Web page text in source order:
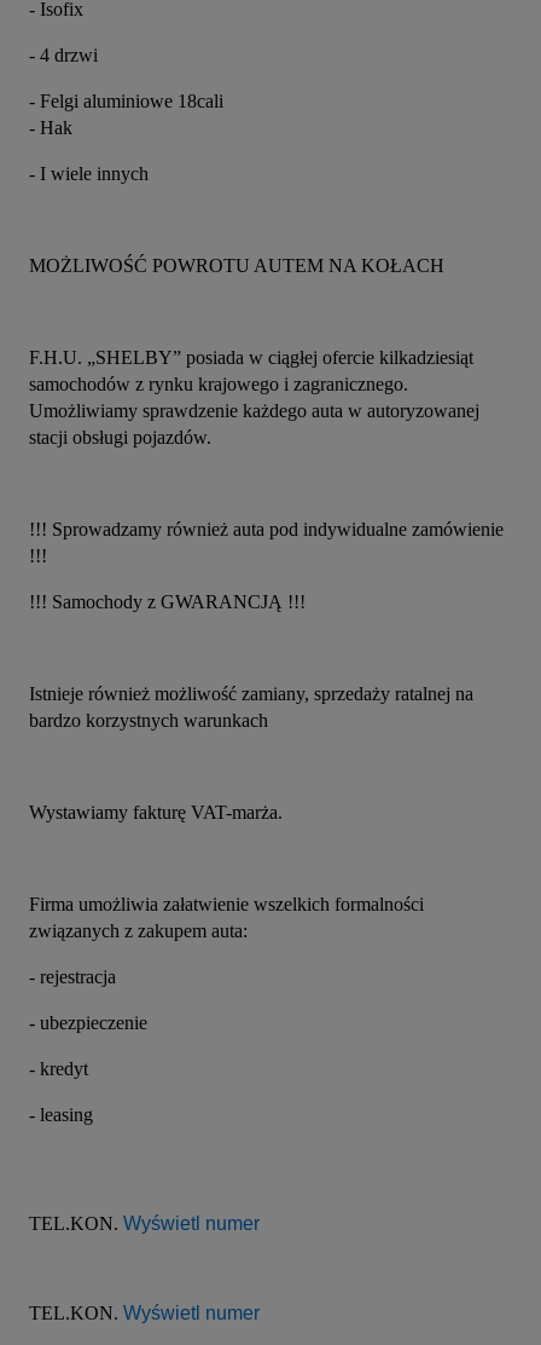
- Isofix
- 4 drzwi
- Felgi aluminiowe 18cali
- Hak
- I wiele innych
MOŻLIWOŚĆ POWROTU AUTEM NA KOŁACH
F.H.U. „SHELBY” posiada w ciągłej ofercie kilkadziesiąt
samochodów z rynku krajowego i zagranicznego.
Umożliwiamy sprawdzenie każdego auta w autoryzowanej
stacji obsługi pojazdów.
!!! Sprowadzamy również auta pod indywidualne zamówienie
!!!
!!! Samochody z GWARANCJĄ !!!
Istnieje również możliwość zamiany, sprzedaży ratalnej na
bardzo korzystnych warunkach
Wystawiamy fakturę VAT-marża.
Firma umożliwia załatwienie wszelkich formalności
związanych z zakupem auta:
- rejestracja
- ubezpieczenie
- kredyt
- leasing
TEL.KON. Wyświetl numer
TEL.KON. Wyświetl numer